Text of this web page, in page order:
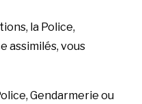
la Police,
assimilés, vous
Gendarmerie ou